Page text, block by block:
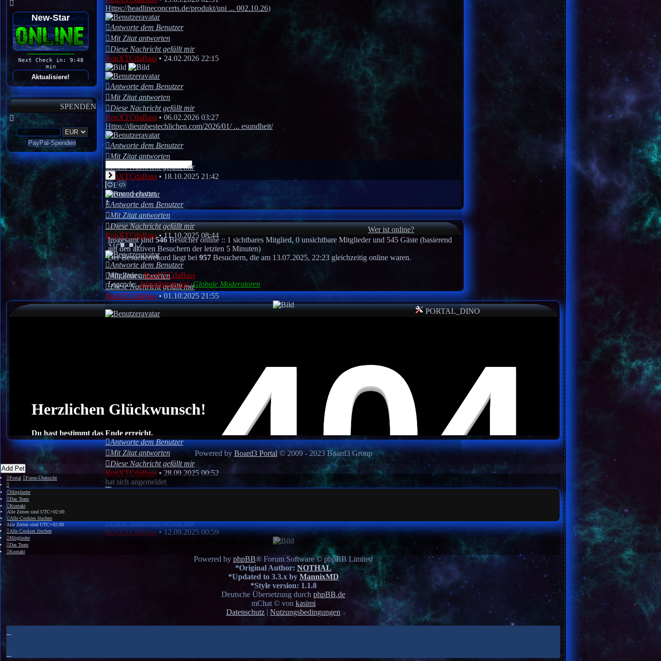
Https://headlineconcerts.de/produkt/uni ... 002.10.26)
Antworte dem Benutzer
Mit Zitat antworten
Diese Nachricht gefällt mir
RonXTCdaBass • 24.02.2026 22:15
Antworte dem Benutzer
Mit Zitat antworten
Diese Nachricht gefällt mir
RonXTCdaBass • 06.02.2026 03:27
Https://dieunbestechlichen.com/2026/01/ ... esundheit/
Antworte dem Benutzer
Mit Zitat antworten
Diese Nachricht gefällt mir
RonXTCdaBass • 18.10.2025 21:42
Antworte dem Benutzer
Mit Zitat antworten
Diese Nachricht gefällt mir
RonXTCdaBass•11.10.2025 08:44
ヾ(⌐■_■)ノ
Antworte dem Benutzer
Mit Zitat antworten
Diese Nachricht gefällt mir
RonXTCdaBass•01.10.2025 21:55
Diese Nachricht gefällt mir
RonXTCdaBass•28.09.2025 09:34
radon.games odercoolubg
Antworte dem Benutzer
Mit Zitat antworten
Diese Nachricht gefällt mir
RonXTCdaBass • 28.09.2025 00:52
hat sich angemeldet
Diese Nachricht gefällt mir
RonXTCdaBass•12.09.2025 00:59
Senden
SmiliesBBCodes
Niemand chattet
1
Wer ist online?
Insgesamt sind546Besucher online :: 1 sichtbares Mitglied, 0 unsichtbare Mitglieder und 545 Gäste (basierend
auf den aktiven Besuchern der letzten 5 Minuten)
Der Besucherrekord liegt bei 957 Besuchern, die am 13.07.2025, 22:23 gleichzeitig online waren.
Mitglieder:RonXTCdaBass
Legende:Administratoren,Globale Moderatoren
SPENDEN
PORTAL_DINO
Powered byBoard3 Portal© 2009 - 2023 Board3 Group
Add Pet
Portal Foren-Übersicht
Mitglieder
Das Team
Kontakt
Alle Zeiten sind UTC+02:00
Alle Cookies löschen
Alle Zeiten sindUTC+02:00
Alle Cookies löschen
Mitglieder
Das Team
Kontakt
Powered by phpBB® Forum Software © phpBB Limited
*Original Author: NOTHAL
*Updated to 3.3.x by MannixMD
*Style version: 1.1.8
Deutsche Übersetzung durch phpBB.de
mChat © von kasimi
Datenschutz | Nutzungsbedingungen